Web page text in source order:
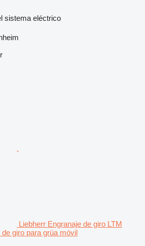
sistema eléctrico
Liebherr Engranaje de giro LTM
giro para grúa móvil